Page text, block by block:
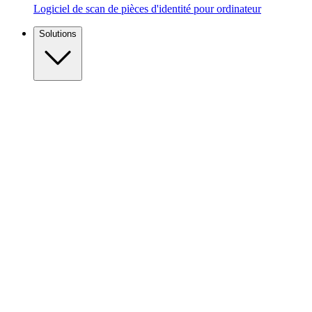
Logiciel de scan de pièces d'identité pour ordinateur
Solutions